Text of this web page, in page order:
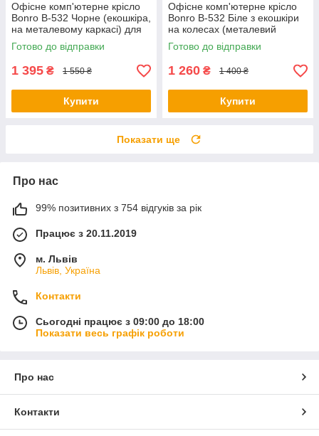
Офісне комп'ютерне крісло
Bonro B-532 Чорне (екошкіра,
на металевому каркасі) для
роботи та дому
Готово до відправки
1 395 ₴ 1 550 ₴
Купити
Офісне комп'ютерне крісло
Bonro B-532 Біле з екошкіри
на колесах (металевий
каркас, до 120 кг)
Готово до відправки
1 260 ₴ 1 400 ₴
Купити
Показати ще
Про нас
99% позитивних з 754 відгуків за рік
Працює з 20.11.2019
м. Львів
Львів, Україна
Контакти
Сьогодні працює з 09:00 до 18:00
Показати весь графік роботи
Про нас
Контакти